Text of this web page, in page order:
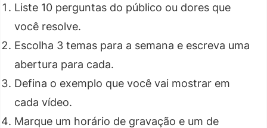
Liste 10 perguntas do público ou dores que
você resolve.
Escolha 3 temas para a semana e escreva uma
abertura para cada.
Defina o exemplo que você vai mostrar em
cada vídeo.
Marque um horário de gravação e um de